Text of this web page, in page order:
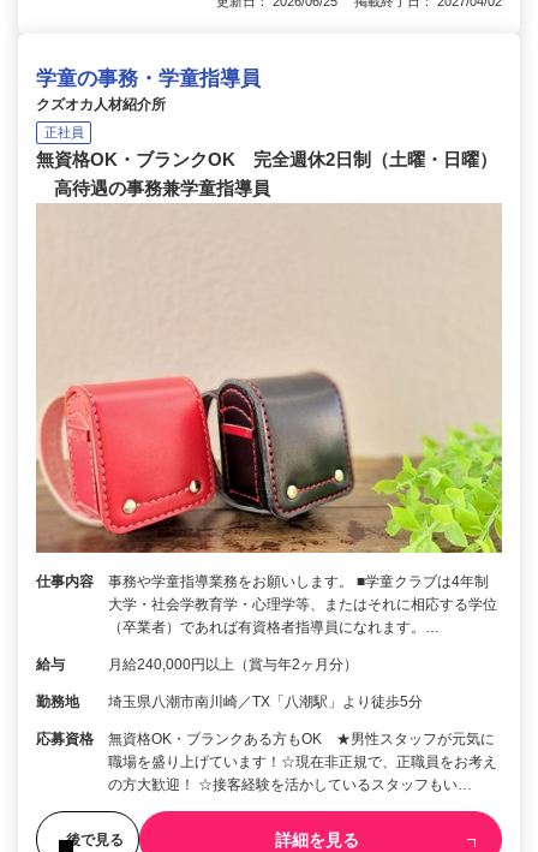
学童の事務・学童指導員
クズオカ人材紹介所
正社員
無資格OK・ブランクOK 完全週休2日制（土曜・日曜）
高待遇の事務兼学童指導員
仕事内容
事務や学童指導業務をお願いします。 ■学童クラブは4年制
大学・社会学教育学・心理学等、またはそれに相応する学位
（卒業者）であれば有資格者指導員になれます。…
給与 月給240,000円以上（賞与年2ヶ月分）
勤務地 埼玉県八潮市南川崎／TX「八潮駅」より徒歩5分
応募資格
無資格OK・ブランクある方もOK ★男性スタッフが元気に
職場を盛り上げています！☆現在非正規で、正職員をお考え
の方大歓迎！ ☆接客経験を活かしているスタッフもい…
後で見る 詳細を見る